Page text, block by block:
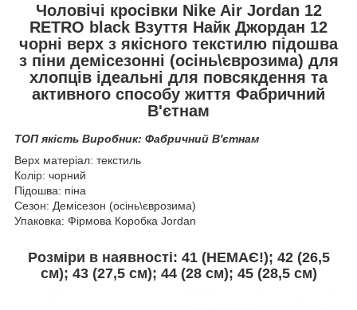
Чоловічі кросівки Nike Air Jordan 12
RETRO black Взуття Найк Джордан 12
чорні верх з якісного текстилю підошва
з піни демісезонні (осінь\єврозима) для
хлопців ідеальні для повсякдення та
активного способу життя Фабричний
В'єтнам
ТОП якість Виробник: Фабричний В'єтнам
Верх матеріал: текстиль
Колір: чорний
Підошва: піна
Сезон: Демісезон (осінь\єврозима)
Упаковка: Фірмова Коробка Jordan
Розміри в наявності: 41 (НЕМАЄ!); 42 (26,5
см); 43 (27,5 см); 44 (28 см); 45 (28,5 см)